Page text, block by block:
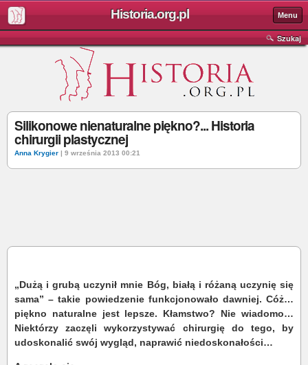
Historia.org.pl Menu
Szukaj
Silikonowe nienaturalne piękno?... Historia
chirurgii plastycznej
Anna Krygier | 9 września 2013 00:21
„Dużą i grubą uczynił mnie Bóg, białą i różaną uczynię się
sama” – takie powiedzenie funkcjonowało dawniej. Cóż…
piękno naturalne jest lepsze. Kłamstwo? Nie wiadomo…
Niektórzy zaczęli wykorzystywać chirurgię do tego, by
udoskonalić swój wygląd, naprawić niedoskonałości…